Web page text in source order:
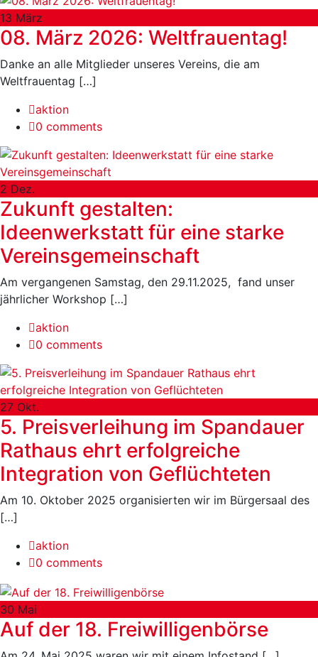
13 März
08. März 2026: Weltfrauentag!
Danke an alle Mitglieder unseres Vereins, die am
Weltfrauentag […]
aktion
0 comments
2 Dez.
Zukunft gestalten:
Ideenwerkstatt für eine starke
Vereinsgemeinschaft
Am vergangenen Samstag, den 29.11.2025, fand unser
jährlicher Workshop […]
aktion
0 comments
27 Okt.
5. Preisverleihung im Spandauer
Rathaus ehrt erfolgreiche
Integration von Geflüchteten
Am 10. Oktober 2025 organisierten wir im Bürgersaal des
[…]
aktion
0 comments
30 Mai
Auf der 18. Freiwilligenbörse